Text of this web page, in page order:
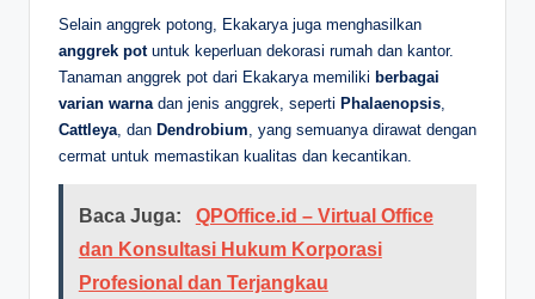
Selain anggrek potong, Ekakarya juga menghasilkan
anggrek potuntuk keperluan dekorasi rumah dan kantor.
Tanaman anggrek pot dari Ekakarya memiliki berbagai
varian warna dan jenis anggrek, seperti Phalaenopsis
Cattleya , dan Dendrobium , yang semuanya dirawat dengan
cermat untuk memastikan kualitas dan kecantikan.
Baca Juga:
QPOffice.id – Virtual Office
dan Konsultasi Hukum Korporasi
Profesional dan Terjangkau